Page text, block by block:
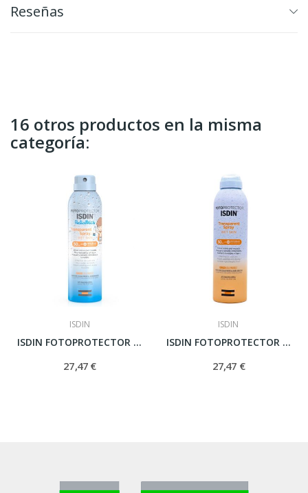
Reseñas
16 otros productos en la misma
categoría:
ISDIN
ISDIN FOTOPROTECTOR SPF-50 PEDIATRICS SPRAY...
27,47 €
ISDIN
ISDIN FOTOPROTECTOR SPF-50 SPRAY TRANSPARENT...
27,47 €